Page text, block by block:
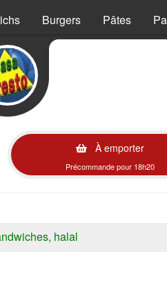
Burgers Pâtes
À emporter
Précommande pour 18h20
halal